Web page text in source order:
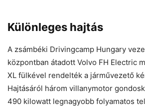
Különleges hajtás
A zsámbéki Drivingcamp Hungary
központban átadott Volvo FH Electric
XL fülkével rendelték a járművezető
Hajtásáról három villanymotor
490 kilowatt legnagyobb folyamatos